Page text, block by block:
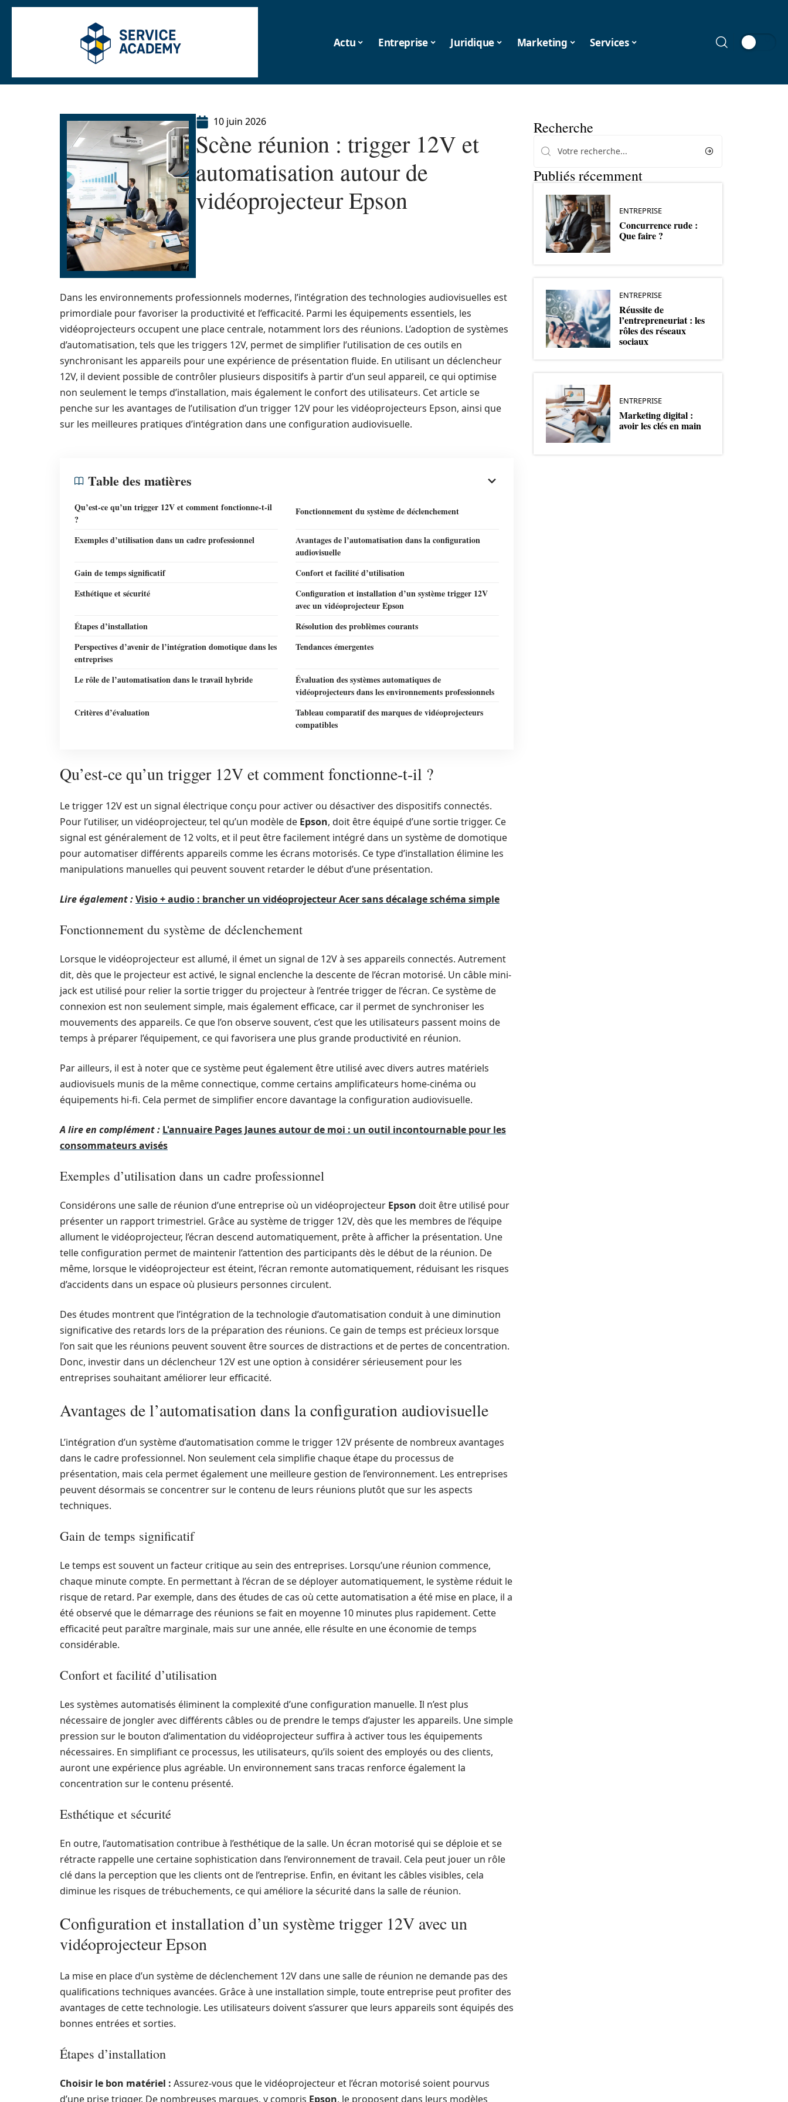
Actu Entreprise Juridique Marketing Services
10 juin 2026
Scène réunion : trigger 12V et
automatisation autour de
vidéoprojecteur Epson
Dans les environnements professionnels modernes, l’intégration des technologies audiovisuelles est
primordiale pour favoriser la productivité et l’efficacité. Parmi les équipements essentiels, les
vidéoprojecteurs occupent une place centrale, notamment lors des réunions. L’adoption de systèmes
d’automatisation, tels que les triggers 12V, permet de simplifier l’utilisation de ces outils en
synchronisant les appareils pour une expérience de présentation fluide. En utilisant un déclencheur
12V, il devient possible de contrôler plusieurs dispositifs à partir d’un seul appareil, ce qui optimise
non seulement le temps d’installation, mais également le confort des utilisateurs. Cet article se
penche sur les avantages de l’utilisation d’un trigger 12V pour les vidéoprojecteurs Epson, ainsi que
sur les meilleures pratiques d’intégration dans une configuration audiovisuelle.
Table des matières
Qu’est-ce qu’un trigger 12V et comment fonctionne-t-il
?
Fonctionnement du système de déclenchement
Exemples d’utilisation dans un cadre professionnel
Avantages de l’automatisation dans la configuration
audiovisuelle
Gain de temps significatif
Confort et facilité d’utilisation
Esthétique et sécurité
Configuration et installation d’un système trigger 12V
avec un vidéoprojecteur Epson
Étapes d’installation
Résolution des problèmes courants
Perspectives d’avenir de l’intégration domotique dans les
entreprises
Tendances émergentes
Le rôle de l’automatisation dans le travail hybride
Évaluation des systèmes automatiques de
vidéoprojecteurs dans les environnements professionnels
Critères d’évaluation
Tableau comparatif des marques de vidéoprojecteurs
compatibles
Qu’est-ce qu’un trigger 12V et comment fonctionne-t-il ?
Le trigger 12V est un signal électrique conçu pour activer ou désactiver des dispositifs connectés.
Pour l’utiliser, un vidéoprojecteur, tel qu’un modèle de Epson, doit être équipé d’une sortie trigger. Ce
signal est généralement de 12 volts, et il peut être facilement intégré dans un système de domotique
pour automatiser différents appareils comme les écrans motorisés. Ce type d’installation élimine les
manipulations manuelles qui peuvent souvent retarder le début d’une présentation.
Lire également :Visio + audio : brancher un vidéoprojecteur Acer sans décalage schéma simple
Fonctionnement du système de déclenchement
Lorsque le vidéoprojecteur est allumé, il émet un signal de 12V à ses appareils connectés. Autrement
dit, dès que le projecteur est activé, le signal enclenche la descente de l’écran motorisé. Un câble mini-
jack est utilisé pour relier la sortie trigger du projecteur à l’entrée trigger de l’écran. Ce système de
connexion est non seulement simple, mais également efficace, car il permet de synchroniser les
mouvements des appareils. Ce que l’on observe souvent, c’est que les utilisateurs passent moins de
temps à préparer l’équipement, ce qui favorisera une plus grande productivité en réunion.
Par ailleurs, il est à noter que ce système peut également être utilisé avec divers autres matériels
audiovisuels munis de la même connectique, comme certains amplificateurs home-cinéma ou
équipements hi-fi. Cela permet de simplifier encore davantage la configuration audiovisuelle.
A lire en complément : L'annuaire Pages Jaunes autour de moi : un outil incontournable pour les
consommateurs avisés
Exemples d’utilisation dans un cadre professionnel
Considérons une salle de réunion d’une entreprise où un vidéoprojecteur Epson doit être utilisé pour
présenter un rapport trimestriel. Grâce au système de trigger 12V, dès que les membres de l’équipe
allument le vidéoprojecteur, l’écran descend automatiquement, prête à afficher la présentation. Une
telle configuration permet de maintenir l’attention des participants dès le début de la réunion. De
même, lorsque le vidéoprojecteur est éteint, l’écran remonte automatiquement, réduisant les risques
d’accidents dans un espace où plusieurs personnes circulent.
Des études montrent que l’intégration de la technologie d’automatisation conduit à une diminution
significative des retards lors de la préparation des réunions. Ce gain de temps est précieux lorsque
l’on sait que les réunions peuvent souvent être sources de distractions et de pertes de concentration.
Donc, investir dans un déclencheur 12V est une option à considérer sérieusement pour les
entreprises souhaitant améliorer leur efficacité.
Avantages de l’automatisation dans la configuration audiovisuelle
L’intégration d’un système d’automatisation comme le trigger 12V présente de nombreux avantages
dans le cadre professionnel. Non seulement cela simplifie chaque étape du processus de
présentation, mais cela permet également une meilleure gestion de l’environnement. Les entreprises
peuvent désormais se concentrer sur le contenu de leurs réunions plutôt que sur les aspects
techniques.
Gain de temps significatif
Le temps est souvent un facteur critique au sein des entreprises. Lorsqu’une réunion commence,
chaque minute compte. En permettant à l’écran de se déployer automatiquement, le système réduit le
risque de retard. Par exemple, dans des études de cas où cette automatisation a été mise en place, il a
été observé que le démarrage des réunions se fait en moyenne 10 minutes plus rapidement. Cette
efficacité peut paraître marginale, mais sur une année, elle résulte en une économie de temps
considérable.
Confort et facilité d’utilisation
Les systèmes automatisés éliminent la complexité d’une configuration manuelle. Il n’est plus
nécessaire de jongler avec différents câbles ou de prendre le temps d’ajuster les appareils. Une simple
pression sur le bouton d’alimentation du vidéoprojecteur suffira à activer tous les équipements
nécessaires. En simplifiant ce processus, les utilisateurs, qu’ils soient des employés ou des clients,
auront une expérience plus agréable. Un environnement sans tracas renforce également la
concentration sur le contenu présenté.
Esthétique et sécurité
En outre, l’automatisation contribue à l’esthétique de la salle. Un écran motorisé qui se déploie et se
rétracte rappelle une certaine sophistication dans l’environnement de travail. Cela peut jouer un rôle
clé dans la perception que les clients ont de l’entreprise. Enfin, en évitant les câbles visibles, cela
diminue les risques de trébuchements, ce qui améliore la sécurité dans la salle de réunion.
Configuration et installation d’un système trigger 12V avec un
vidéoprojecteur Epson
La mise en place d’un système de déclenchement 12V dans une salle de réunion ne demande pas des
qualifications techniques avancées. Grâce à une installation simple, toute entreprise peut profiter des
avantages de cette technologie. Les utilisateurs doivent s’assurer que leurs appareils sont équipés des
bonnes entrées et sorties.
Étapes d’installation
Choisir le bon matériel : Assurez-vous que le vidéoprojecteur et l’écran motorisé soient pourvus
d’une prise trigger. De nombreuses marques, y compris Epson, le proposent dans leurs modèles
Recherche
Publiés récemment
ENTREPRISE
Concurrence rude :
Que faire ?
ENTREPRISE
Réussite de
l’entrepreneuriat : les
rôles des réseaux
sociaux
ENTREPRISE
Marketing digital :
avoir les clés en main